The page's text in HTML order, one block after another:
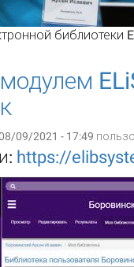
библиотеки
09/2021 - 17:49
https://